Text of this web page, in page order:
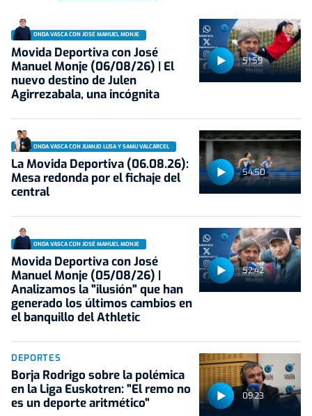
51:59
ONDA VASCA CON JOSÉ MANUEL MONJE
Movida Deportiva con José
Manuel Monje (06/08/26) | El
nuevo destino de Julen
Agirrezabala, una incógnita
54:50
ONDA VASCA CON JUANJO LUSA Y SAMU VALCÁRCEL
La Movida Deportiva (06.08.26):
Mesa redonda por el fichaje del
central
52:42
ONDA VASCA CON JOSÉ MANUEL MONJE
Movida Deportiva con José
Manuel Monje (05/08/26) |
Analizamos la "ilusión" que han
generado los últimos cambios en
el banquillo del Athletic
09:23
DEPORTES
Borja Rodrigo sobre la polémica
en la Liga Euskotren: "El remo no
es un deporte aritmético"